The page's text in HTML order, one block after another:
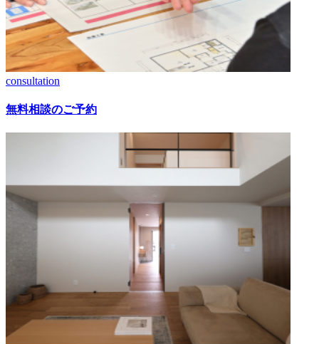
consultation
無料相談のご予約